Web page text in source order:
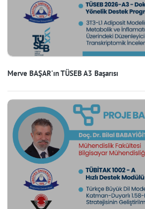
Merve BAŞAR'ın TÜSEB A3 Başarısı